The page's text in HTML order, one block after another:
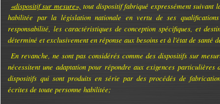
«dispositif sur mesure», tout dispositif fabriqué expressément suivant
habilitée par la législation nationale en vertu de ses
responsabilité, les caractéristiques de conception spécifiques, et
déterminé et exclusivement en réponse aux besoins et à l'état de santé
En revanche, ne sont pas considérés comme des dispositifs sur
nécessitent une adaptation pour répondre aux exigences
dispositifs qui sont produits en série par des procédés de
écrites de toute personne habilitée;